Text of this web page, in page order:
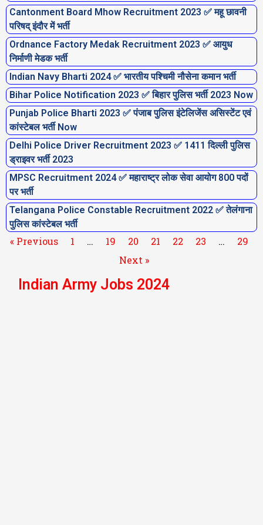
Cantonment Board Mhow Recruitment 2023 ✅ महू छावनी
परिषद् इंदौर में भर्ती
Ordnance Factory Medak Recruitment 2023 ✅ आयुध
निर्माणी मेडक भर्ती
Indian Navy Bharti 2024 ✅ भारतीय पश्चिमी नौसेना कमान भर्ती
Bihar Police Notification 2023 ✅ बिहार पुलिस भर्ती 2023 Now
Punjab Police Bharti 2023 ✅ पंजाब पुलिस इंटेलिजेंस असिस्टेंट एवं
कांस्टेबल भर्ती Now
Delhi Police Driver Recruitment 2023 ✅ 1411 दिल्ली पुलिस
ड्राइवर भर्ती 2023
MPSC Recruitment 2024 ✅ महाराष्ट्र लोक सेवा आयोग 800 पदों
पर भर्ती
Telangana Police Constable Recruitment 2022 ✅ तेलंगाना
पुलिस कांस्टेबल भर्ती
« Previous
e
1 …
e
19
e
20
e
21
e
22
e
23 …
e
29
Next »
Indian Army Jobs 2024